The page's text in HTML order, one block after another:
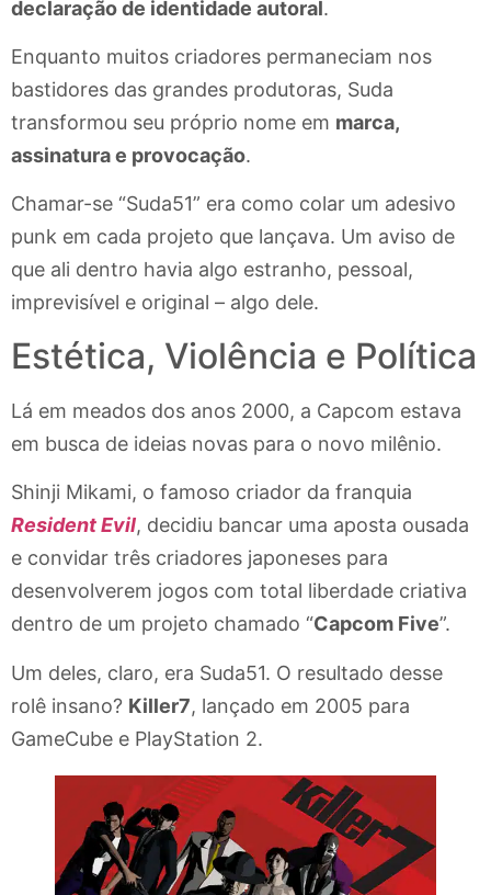
declaração de identidade autoral.
Enquanto muitos criadores permaneciam nos
bastidores das grandes produtoras, Suda
transformou seu próprio nome em marca,
assinatura e provocação.
Chamar-se “Suda51” era como colar um adesivo
punk em cada projeto que lançava. Um aviso de
que ali dentro havia algo estranho, pessoal,
imprevisível e original – algo dele.
Estética, Violência e Política
Lá em meados dos anos 2000, a Capcom estava
em busca de ideias novas para o novo milênio.
Shinji Mikami, o famoso criador da franquia
Resident Evil, decidiu bancar uma aposta ousada
e convidar três criadores japoneses para
desenvolverem jogos com total liberdade criativa
dentro de um projeto chamado “Capcom Five”.
Um deles, claro, era Suda51. O resultado desse
rolê insano? Killer7, lançado em 2005 para
GameCube e PlayStation 2.